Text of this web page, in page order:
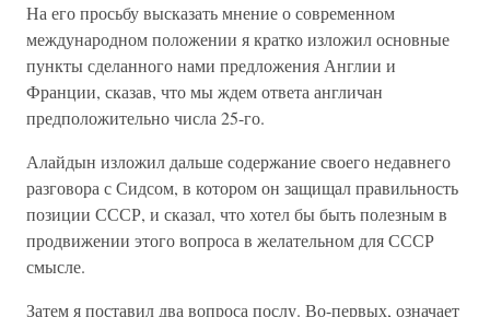
На его просьбу высказать мнение о современном
международном положении я кратко изложил основные
пункты сделанного нами предложения Англии и
Франции, сказав, что мы ждем ответа англичан
предположительно числа 25-го.
Алайдын изложил дальше содержание своего недавнего
разговора с Сидсом, в котором он защищал правильность
позиции СССР, и сказал, что хотел бы быть полезным в
продвижении этого вопроса в желательном для СССР
смысле.
Затем я поставил два вопроса послу. Во-первых, означает